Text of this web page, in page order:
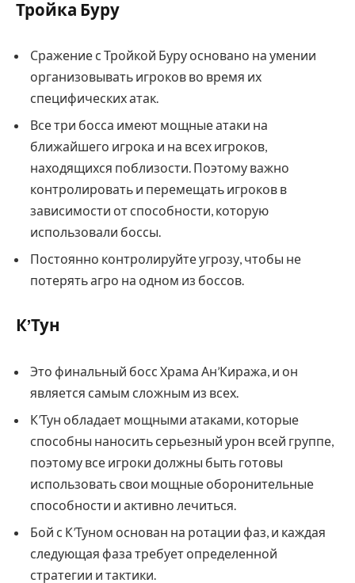
Тройка Буру
Сражение с Тройкой Буру основано на умении
организовывать игроков во время их
специфических атак.
Все три босса имеют мощные атаки на
ближайшего игрока и на всех игроков,
находящихся поблизости. Поэтому важно
контролировать и перемещать игроков в
зависимости от способности, которую
использовали боссы.
Постоянно контролируйте угрозу, чтобы не
потерять агро на одном из боссов.
К’Тун
Это финальный босс Храма Ан’Киража, и он
является самым сложным из всех.
К’Тун обладает мощными атаками, которые
способны наносить серьезный урон всей группе,
поэтому все игроки должны быть готовы
использовать свои мощные оборонительные
способности и активно лечиться.
Бой с К’Туном основан на ротации фаз, и каждая
следующая фаза требует определенной
стратегии и тактики.